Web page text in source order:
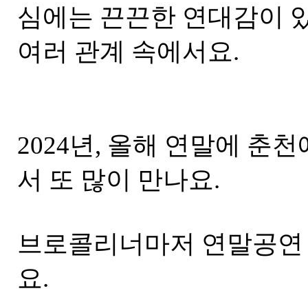
심에는 끈끈한 연대감이
여러 관계 속에서요.
2024년, 올해 연말에 춘
서 또 많이 만나요.
브로콜리너마저 연말공
요.